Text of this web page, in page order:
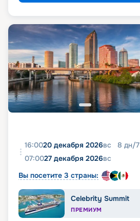
16:0020 декабря 2026вс 8 дн/7
07:0027 декабря 2026вс
Вы посетите 3 страны:
Celebrity Summit
ПРЕМИУМ